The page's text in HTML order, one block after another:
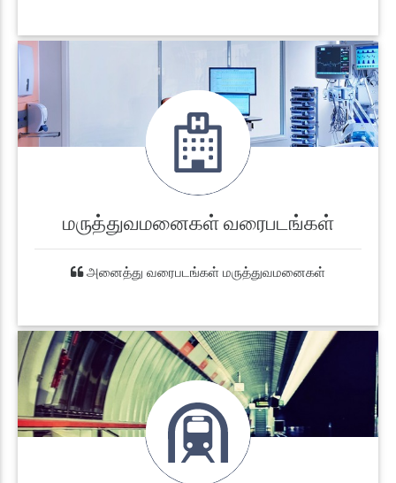
மருத்துவமனைகள் வரைபடங்கள்
அனைத்து வரைபடங்கள் மருத்துவமனைகள்